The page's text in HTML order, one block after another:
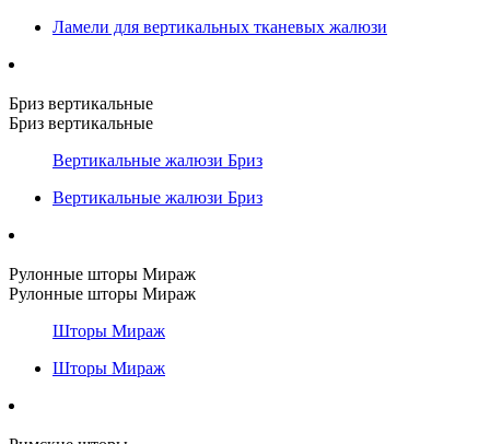
Ламели для вертикальных тканевых жалюзи
Бриз вертикальные
Бриз вертикальные
Вертикальные жалюзи Бриз
Вертикальные жалюзи Бриз
Рулонные шторы Мираж
Рулонные шторы Мираж
Шторы Мираж
Шторы Мираж